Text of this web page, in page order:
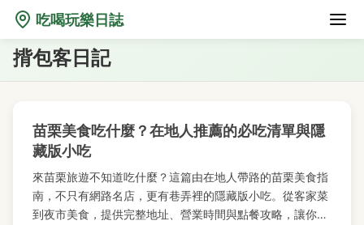
吃喝玩樂日誌
揹包客日記
揹包客日記
苗栗美食吃什麼？在地人推薦的必吃清單與隱
藏版小吃
來苗栗旅遊不知道吃什麼？這篇由在地人帶路的苗栗美食指
南，不只有網路名店，更有巷弄裡的隱藏版小吃。從客家菜
到夜市美食，提供完整地址、營業時間與點餐攻略，讓你吃
揹包客日記
揹包客日記
揹包客日記
揹包客日記
揹包客日記
揹包客日記
揹包客日記
揹包客日記
揹包客日記
揹包客日記
揹包客日記